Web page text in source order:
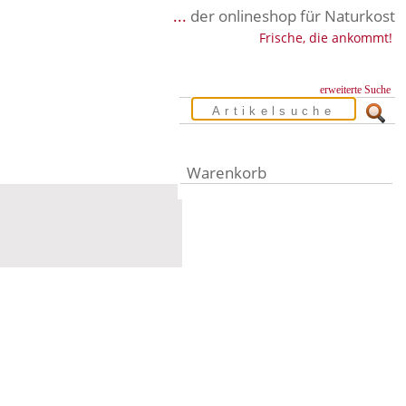
... der onlineshop für Naturkost
Frische, die ankommt!
erweiterte Suche
Warenkorb